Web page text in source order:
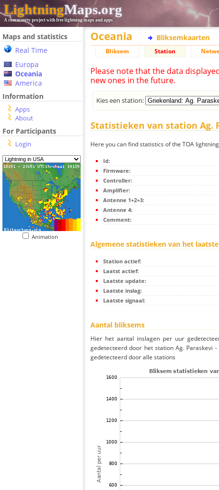
LightningMaps.org
A community project with free lightning maps and apps
Maps and statistics
Real Time
Europa
Oceania
America
Information
Apps
About
For Participants
Login
Animation
Oceania Bliksemkaarten
Bliksem Station
Please note that the data
new ones in the future.
Kies een station:
Statistieken van station Ag.
Here you can find statistics of the TOA
Id:
Firmware:
Controller:
Amplifier:
Antenne 1+2+3:
Antenne 4:
Comment:
Algemene statistieken van het
Station actief:
Laatst actief:
Laatste update:
Laatste inslag:
Laatste signaal:
Aantal bliksems
Hier het aantal inslagen per uur
gedetecteerd door het station Ag. Paraskevi
gedetecteerd door alle stations